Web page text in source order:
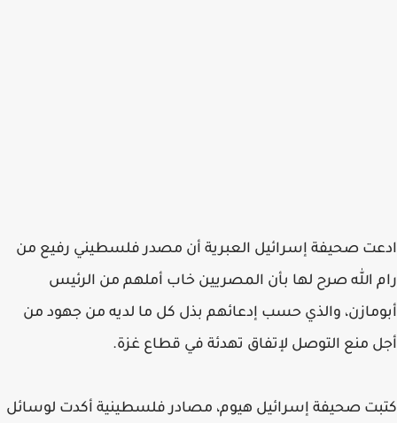
ادعت صحيفة إسرائيل العبرية أن مصدر فلسطيني رفيع من
رام الله صرح لها بأن المصريين خاب أملهم من الرئيس
أبومازن، والذي حسب إدعائهم بذل كل ما لديه من جهود من
أجل منع التوصل لإتفاق تهدئة في قطاع غزة.
كتبت صحيفة إسرائيل هيوم، مصادر فلسطينية أكدت لوسائل